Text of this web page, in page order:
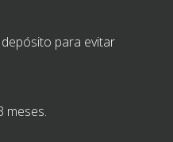
para evitar
meses.